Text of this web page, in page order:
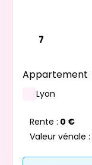
7
Appartement
Lyon
Rente : 0 €
Valeur vénale :